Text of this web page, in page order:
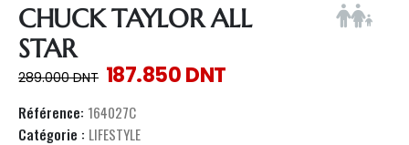
CHUCK TAYLOR ALL
STAR
289.000DNT 187.850DNT
Référence: 164027C
Catégorie : LIFESTYLE